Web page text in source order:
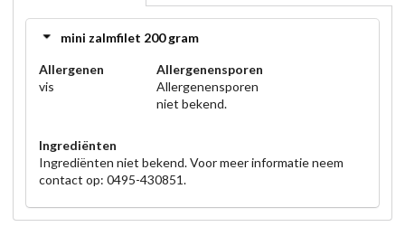
mini zalmfilet 200 gram
Allergenen
vis
Allergenensporen
Allergenensporen
niet bekend.
Ingrediënten
Ingrediënten niet bekend. Voor meer informatie neem
contact op: 0495-430851.